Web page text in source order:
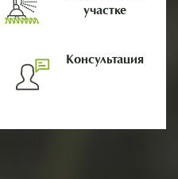
участке
Консультация